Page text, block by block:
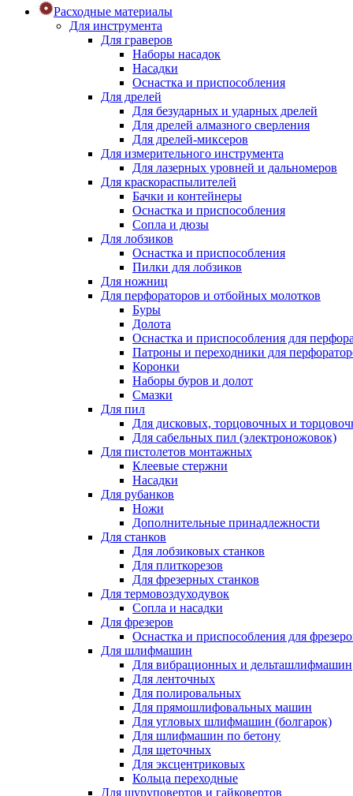
Расходные материалы
Для инструмента
Для граверов
Наборы насадок
Насадки
Оснастка и приспособления
Для дрелей
Для безударных и ударных дрелей
Для дрелей алмазного сверления
Для дрелей-миксеров
Для измерительного инструмента
Для лазерных уровней и дальномеров
Для краскораспылителей
Бачки и контейнеры
Оснастка и приспособления
Сопла и дюзы
Для лобзиков
Оснастка и приспособления
Пилки для лобзиков
Для ножниц
Для перфораторов и отбойных молотков
Буры
Долота
Оснастка и приспособления для
Патроны и переходники для
Коронки
Наборы буров и долот
Смазки
Для пил
Для дисковых, торцовочных и
Для сабельных пил (электроножовок)
Для пистолетов монтажных
Клеевые стержни
Насадки
Для рубанков
Ножи
Дополнительные принадлежности
Для станков
Для лобзиковых станков
Для плиткорезов
Для фрезерных станков
Для термовоздуходувок
Сопла и насадки
Для фрезеров
Оснастка и приспособления для
Для шлифмашин
Для вибрационных и дельташлифмашин
Для ленточных
Для полировальных
Для прямошлифовальных машин
Для угловых шлифмашин (болгарок)
Для шлифмашин по бетону
Для щеточных
Для эксцентриковых
Кольца переходные
Для шуруповертов и гайковертов